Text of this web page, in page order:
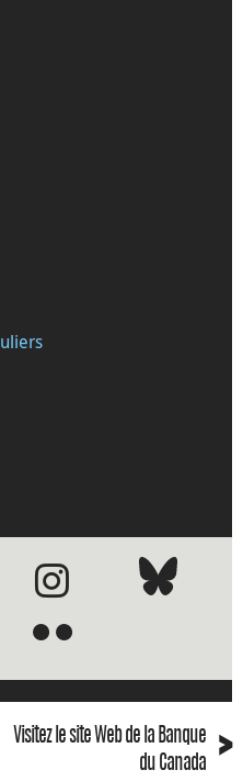
●●
Visitez le site Web de la Banque
du Canada
›